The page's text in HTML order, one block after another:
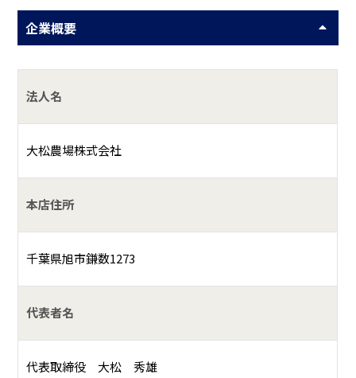
企業概要
法人名
大松農場株式会社
本店住所
千葉県旭市鎌数1273
代表者名
代表取締役 大松 秀雄